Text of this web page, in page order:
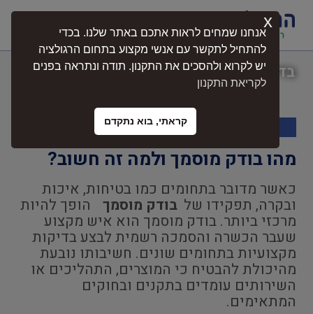
בדיקה אחת – ביטחון מלא בפרויקט שלכם
מהו בודק מוסמך ולמה זה חשוב?
כאשר מדובר בתחומים כמו בטיחות, איכות
ובקרה, תפקידו של בודק מוסמך הופך להיות
מרכזי ביותר. בודק מוסמך הוא איש מקצוע
שעבר הכשרה והסמכה רשמית לבצע בדיקות
מקצועיות בתחומים שונים. חשיבותו נובעת
מהיכולת להבטיח כי המוצרים, התהליכים או
השירותים עומדים בתקנים ובחוקים
המתאימים.
אנחנו שמחים לראות אתכם באתר שלנו. בכדי
להתחיל לתקשר עם אנשי מקצוע בתחום הרגולציה
יש לקרוא ולהסכים את התקנון. תודה ונתראה בפנים
לקריאת התקנון
קראתי, בוא נתקדם
x